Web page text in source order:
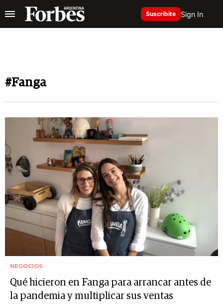
Suscribite Sign In
#Fanga
NEGOCIOS
Qué hicieron en Fanga para arrancar antes de
la pandemia y multiplicar sus ventas